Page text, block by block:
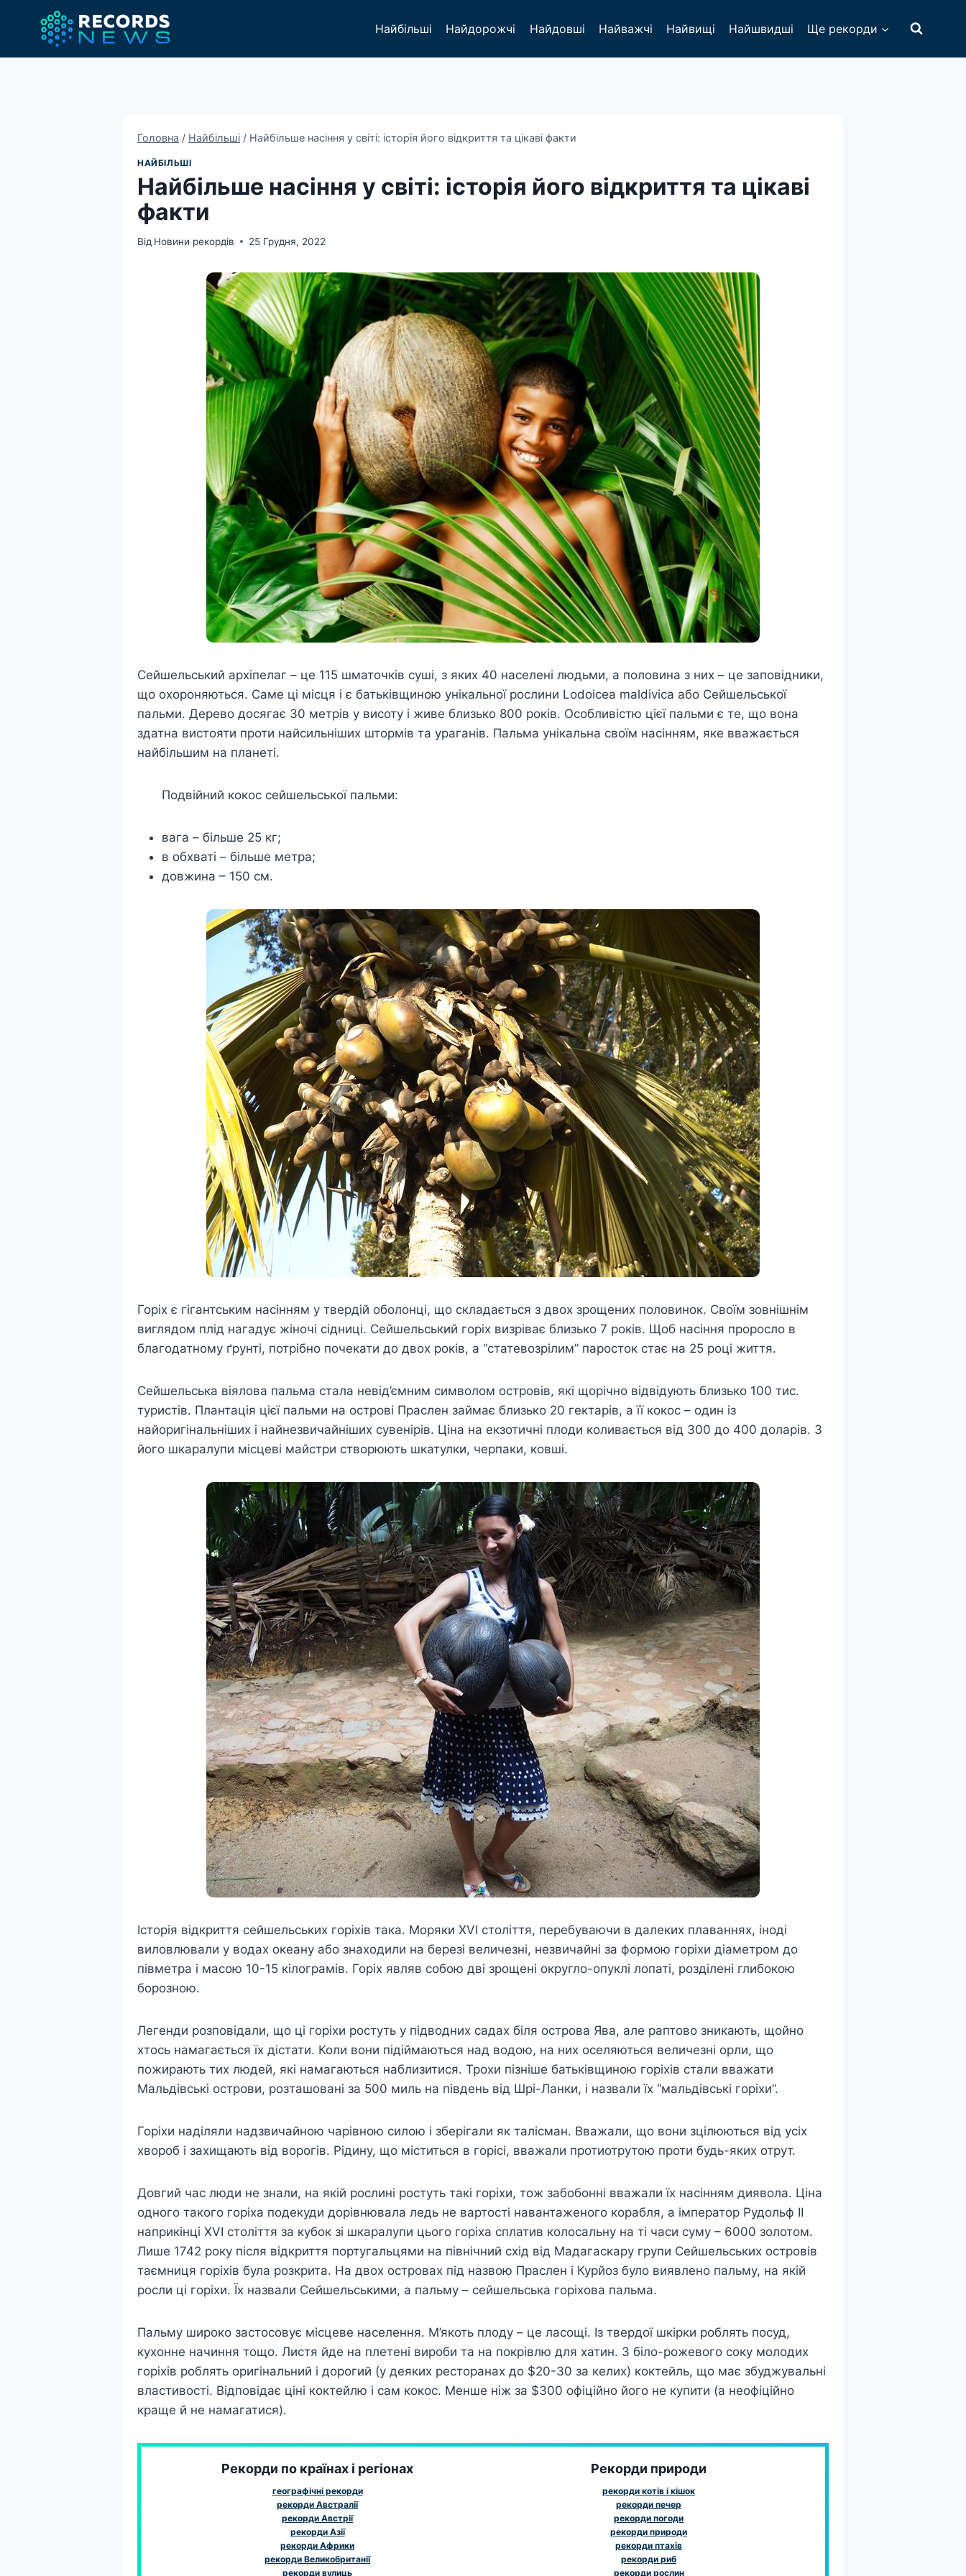
Найбільші Найдорожчі Найдовші Найважчі Найвищі Найшвидші Ще рекорди
Головна / Найбільші / Найбільше насіння у світі: історія його відкриття та цікаві факти
НАЙБІЛЬШІ
Найбільше насіння у світі: історія його відкриття та цікаві
факти
Від Новини рекордів 25 Грудня, 2022
Сейшельський архіпелаг – це 115 шматочків суші, з яких 40 населені людьми, а половина з них – це заповідники,
що охороняються. Саме ці місця і є батьківщиною унікальної рослини Lodoicea maldivica або Сейшельської
пальми. Дерево досягає 30 метрів у висоту і живе близько 800 років. Особливістю цієї пальми є те, що вона
здатна вистояти проти найсильніших штормів та ураганів. Пальма унікальна своїм насінням, яке вважається
найбільшим на планеті.
Подвійний кокос сейшельської пальми:
вага – більше 25 кг;
в обхваті – більше метра;
довжина – 150 см.
Горіх є гігантським насінням у твердій оболонці, що складається з двох зрощених половинок. Своїм зовнішнім
виглядом плід нагадує жіночі сідниці. Сейшельський горіх визріває близько 7 років. Щоб насіння проросло в
благодатному ґрунті, потрібно почекати до двох років, а “статевозрілим” паросток стає на 25 році життя.
Сейшельська віялова пальма стала невід’ємним символом островів, які щорічно відвідують близько 100 тис.
туристів. Плантація цієї пальми на острові Праслен займає близько 20 гектарів, а її кокос – один із
найоригінальніших і найнезвичайніших сувенірів. Ціна на екзотичні плоди коливається від 300 до 400 доларів. З
його шкаралупи місцеві майстри створюють шкатулки, черпаки, ковші.
Історія відкриття сейшельських горіхів така. Моряки XVI століття, перебуваючи в далеких плаваннях, іноді
виловлювали у водах океану або знаходили на березі величезні, незвичайні за формою горіхи діаметром до
півметра і масою 10-15 кілограмів. Горіх являв собою дві зрощені округло-опуклі лопаті, розділені глибокою
борозною.
Легенди розповідали, що ці горіхи ростуть у підводних садах біля острова Ява, але раптово зникають, щойно
хтось намагається їх дістати. Коли вони підіймаються над водою, на них оселяються величезні орли, що
пожирають тих людей, які намагаються наблизитися. Трохи пізніше батьківщиною горіхів стали вважати
Мальдівські острови, розташовані за 500 миль на південь від Шрі-Ланки, і назвали їх “мальдівські горіхи”.
Горіхи наділяли надзвичайною чарівною силою і зберігали як талісман. Вважали, що вони зцілюються від усіх
хвороб і захищають від ворогів. Рідину, що міститься в горісі, вважали протиотрутою проти будь-яких отрут.
Довгий час люди не знали, на якій рослині ростуть такі горіхи, тож забобонні вважали їх насінням диявола. Ціна
одного такого горіха подекуди дорівнювала ледь не вартості навантаженого корабля, а імператор Рудольф II
наприкінці XVI століття за кубок зі шкаралупи цього горіха сплатив колосальну на ті часи суму – 6000 золотом.
Лише 1742 року після відкриття португальцями на північний схід від Мадагаскару групи Сейшельських островів
таємниця горіхів була розкрита. На двох островах під назвою Праслен і Курйоз було виявлено пальму, на якій
росли ці горіхи. Їх назвали Сейшельськими, а пальму – сейшельська горіхова пальма.
Пальму широко застосовує місцеве населення. М’якоть плоду – це ласощі. Із твердої шкірки роблять посуд,
кухонне начиння тощо. Листя йде на плетені вироби та на покрівлю для хатин. З біло-рожевого соку молодих
горіхів роблять оригінальний і дорогий (у деяких ресторанах до $20-30 за келих) коктейль, що має збуджувальні
властивості. Відповідає ціні коктейлю і сам кокос. Менше ніж за $300 офіційно його не купити (а неофіційно
краще й не намагатися).
Рекорди по країнах і регіонах
географічні рекорди
рекорди Австралії
рекорди Австрії
рекорди Азії
рекорди Африки
рекорди Великобританії
рекорди вулиць
Рекорди природи
рекорди котів і кішок
рекорди печер
рекорди погоди
рекорди природи
рекорди птахів
рекорди риб
рекорди рослин